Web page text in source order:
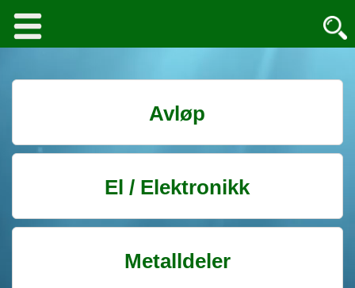
Avløp
El / Elektronikk
Metalldeler